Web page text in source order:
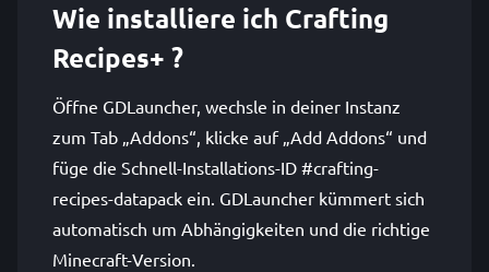
Wie installiere ich Crafting
Recipes+ ?
Öffne GDLauncher, wechsle in deiner Instanz
zum Tab „Addons“, klicke auf „Add Addons“ und
füge die Schnell-Installations-ID #crafting-
recipes-datapack ein. GDLauncher kümmert sich
automatisch um Abhängigkeiten und die richtige
Minecraft-Version.